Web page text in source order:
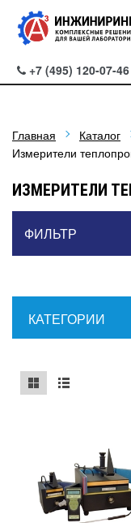
+7 (495) 120-07-46
Главная Каталог
Измерители
ИЗМЕРИТЕЛИ
ФИЛЬТР
КАТЕГОРИИ